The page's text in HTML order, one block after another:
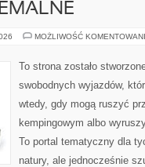
MOŻLIWOŚĆ
To strona zostało
swobodnych wyjazdów,
wtedy, gdy mogą ruszyć
kempingowym albo
To portal tematyczny dla
natury, ale jednocześnie